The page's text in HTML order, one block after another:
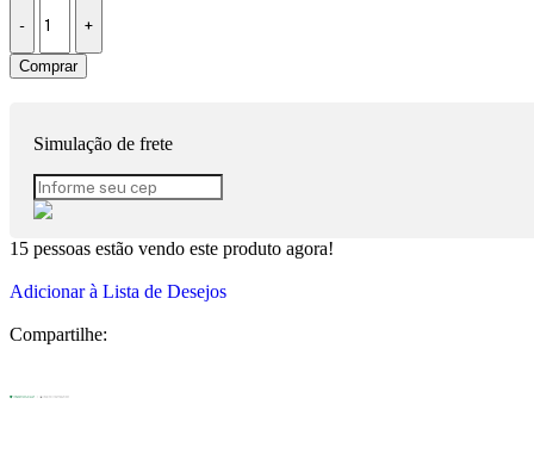
Comprar
Simulação de frete
15 pessoas estão vendo este produto agora!
Adicionar à Lista de Desejos
Compartilhe: